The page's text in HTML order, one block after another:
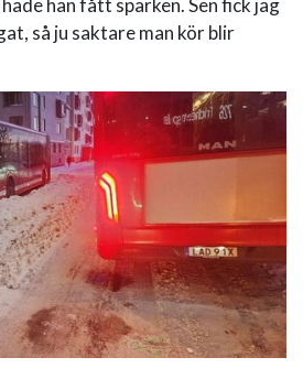
han fått sparken. Sen fick jag
så ju saktare man kör blir